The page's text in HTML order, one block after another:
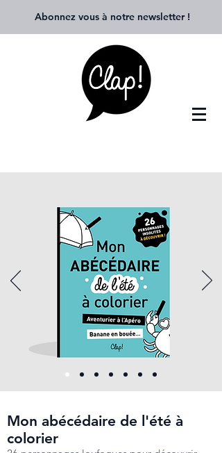
Abonnez vous à notre newsletter!
Mon abécédaire de l'été à
colorier